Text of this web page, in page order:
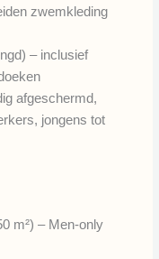
zwemkleding
– inclusief
afgeschermd,
jongens tot
m²) – Men-only